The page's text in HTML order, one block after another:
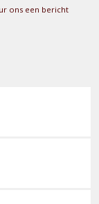
ons een bericht